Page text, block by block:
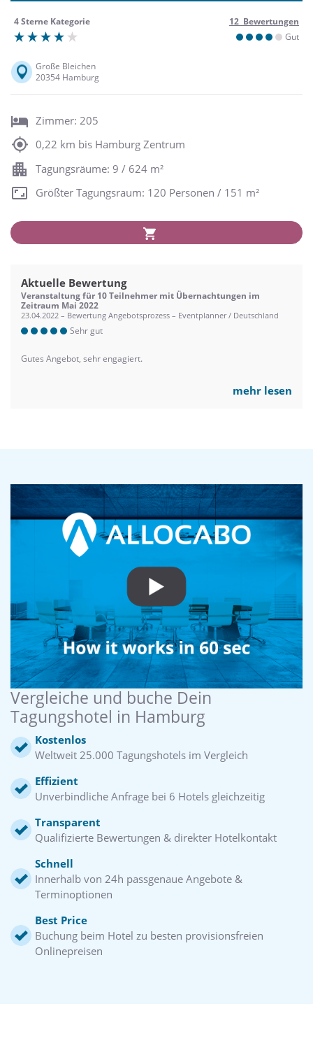
4 Sterne Kategorie
12 Bewertungen
Gut
Große Bleichen
20354 Hamburg
Zimmer: 205
0,22 km bis Hamburg Zentrum
Tagungsräume: 9 / 624 m²
Größter Tagungsraum: 120 Personen / 151 m²
Aktuelle Bewertung
Veranstaltung für 10 Teilnehmer mit Übernachtungen im
Zeitraum Mai 2022
23.04.2022 – Bewertung Angebotsprozess – Eventplanner / Deutschland
Sehr gut
Gutes Angebot, sehr engagiert.
mehr lesen
Vergleiche und buche Dein
Tagungshotel in Hamburg
Kostenlos
Weltweit 25.000 Tagungshotels im Vergleich
Effizient
Unverbindliche Anfrage bei 6 Hotels gleichzeitig
Transparent
Qualifizierte Bewertungen & direkter Hotelkontakt
Schnell
Innerhalb von 24h passgenaue Angebote &
Terminoptionen
Best Price
Buchung beim Hotel zu besten provisionsfreien
Onlinepreisen